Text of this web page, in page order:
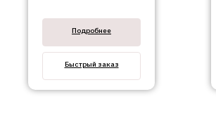
Подробнее
Быстрый заказ